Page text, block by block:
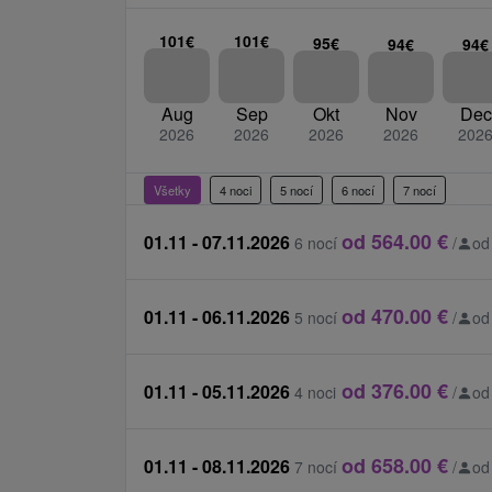
miestny poplatok 2 € / osoba / noc
obed alebo večera 9 € / osoba / noc
presťahovanie na inú izbu ak klient o to
jednorázový príplatok
Počas obdobia Veľkej noci je možné
V KH Minerál je ubytovanie so
LD Rubín a Smaragd sú zdravotné
ústavnú zdravotnú starostlivosť v
zariadenie v zmysle vyhlášky
101€
Aug
2026
101€
Sep
2026
95€
Okt
2026
94€
Nov
2026
94€
Dec
2026
Všetky 4 noci 5 nocí 6 nocí 7 nocí
01.11 - 07.11.2026 6 nocí od 564.00 € /
01.11 - 06.11.2026 5 nocí od 470.00 € /
01.11 - 05.11.2026 4 noci od 376.00 € /
01.11 - 08.11.2026 7 nocí od 658.00 € /